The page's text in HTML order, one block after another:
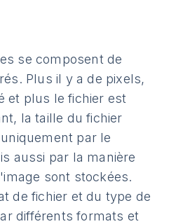
se composent de
Plus il y a de pixels,
et plus le fichier est
la taille du fichier
par le
aussi par la manière
sont stockées.
de fichier et du type de
différents formats et